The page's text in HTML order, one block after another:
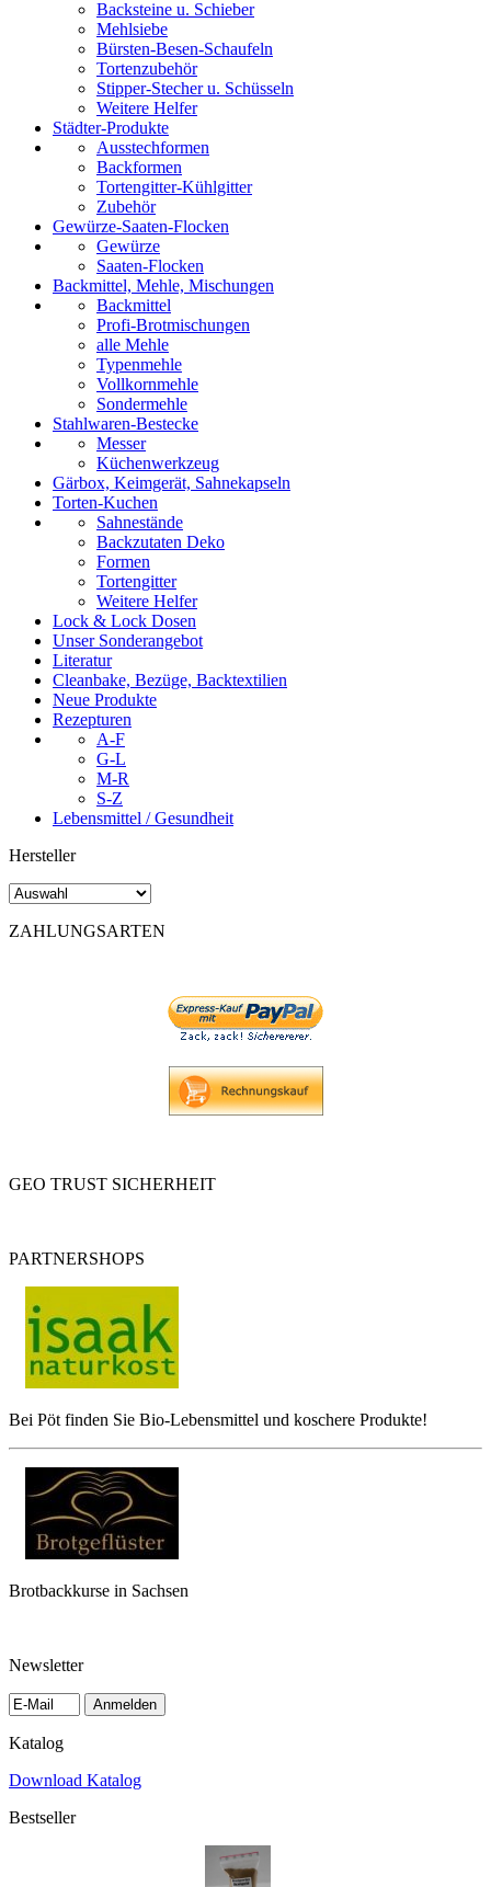
Backsteine u. Schieber
Mehlsiebe
Bürsten-Besen-Schaufeln
Tortenzubehör
Stipper-Stecher u. Schüsseln
Weitere Helfer
Städter-Produkte
Ausstechformen
Backformen
Tortengitter-Kühlgitter
Zubehör
Gewürze-Saaten-Flocken
Gewürze
Saaten-Flocken
Backmittel, Mehle, Mischungen
Backmittel
Profi-Brotmischungen
alle Mehle
Typenmehle
Vollkornmehle
Sondermehle
Stahlwaren-Bestecke
Messer
Küchenwerkzeug
Gärbox, Keimgerät, Sahnekapseln
Torten-Kuchen
Sahnestände
Backzutaten Deko
Formen
Tortengitter
Weitere Helfer
Lock & Lock Dosen
Unser Sonderangebot
Literatur
Cleanbake, Bezüge, Backtextilien
Neue Produkte
Rezepturen
A-F
G-L
M-R
S-Z
Lebensmittel / Gesundheit
Hersteller
ZAHLUNGSARTEN
GEO TRUST SICHERHEIT
PARTNERSHOPS
Bei Pöt finden Sie Bio-Lebensmittel und koschere Produkte!
Brotbackkurse in Sachsen
Newsletter
Anmelden
Katalog
Download Katalog
Bestseller